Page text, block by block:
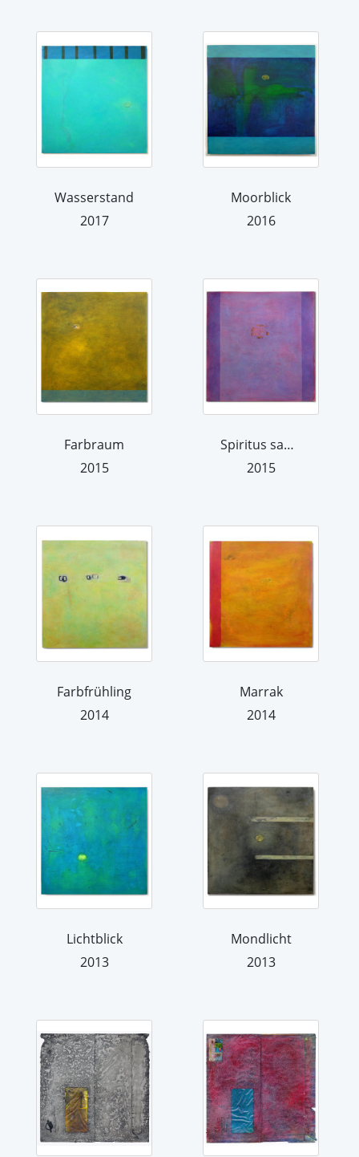
Wasserstand
2017
Moorblick
2016
Farbraum
2015
Spiritus sanctus
2015
Farbfrühling
2014
Marrak
2014
Lichtblick
2013
Mondlicht
2013